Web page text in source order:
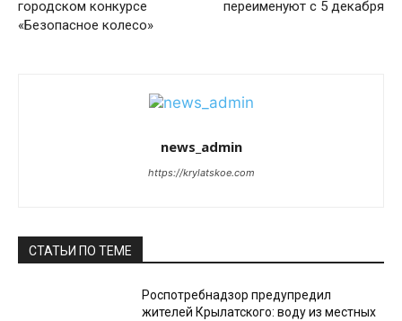
городском конкурсе
«Безопасное колесо»
переименуют с 5 декабря
news_admin
https://krylatskoe.com
СТАТЬИ ПО ТЕМЕ
Роспотребнадзор предупредил
жителей Крылатского: воду из местных